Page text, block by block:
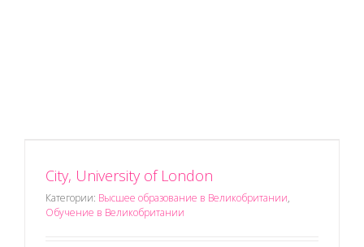
City, University of London
Категории: Высшее образование в Великобритании,
Обучение в Великобритании